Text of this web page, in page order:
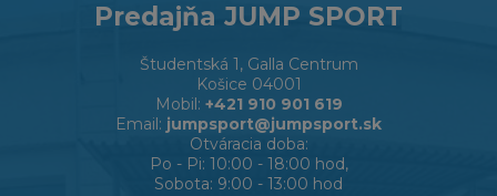
Predajňa JUMP SPORT
Študentská 1, Galla Centrum
Košice 04001
Mobil: +421 910 901 619
Email: jumpsport@jumpsport.sk
Otváracia doba:
Po - Pi: 10:00 - 18:00 hod,
Sobota: 9:00 - 13:00 hod